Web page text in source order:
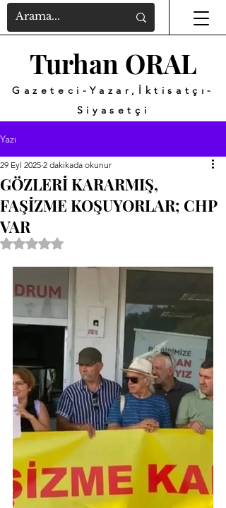
Turhan ORAL
Gazeteci-Yazar,İktisatçı-
Siyasetçi
Yazı
GÖZLERİ KARARMIŞ,
FAŞİZME KOŞUYORLAR; CHP
VAR
29 Eyl 2025 2 dakikada okunur
5 üzerinden NaN yıldız